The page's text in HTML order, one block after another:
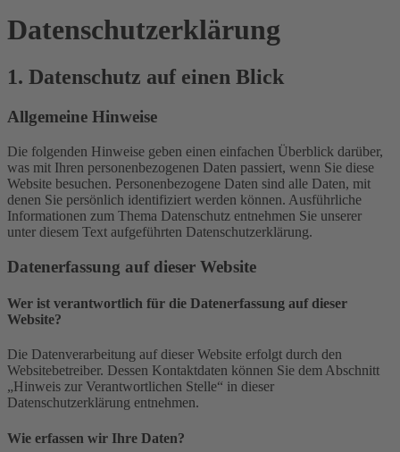
Datenschutz­erklärung
1. Datenschutz auf einen Blick
Allgemeine Hinweise
Die folgenden Hinweise geben einen einfachen Überblick darüber,
was mit Ihren personenbezogenen Daten passiert, wenn Sie diese
Website besuchen. Personenbezogene Daten sind alle Daten, mit
denen Sie persönlich identifiziert werden können. Ausführliche
Informationen zum Thema Datenschutz entnehmen Sie unserer
unter diesem Text aufgeführten Datenschutzerklärung.
Datenerfassung auf dieser Website
Wer ist verantwortlich für die Datenerfassung auf dieser
Website?
Die Datenverarbeitung auf dieser Website erfolgt durch den
Websitebetreiber. Dessen Kontaktdaten können Sie dem Abschnitt
„Hinweis zur Verantwortlichen Stelle“ in dieser
Datenschutzerklärung entnehmen.
Wie erfassen wir Ihre Daten?